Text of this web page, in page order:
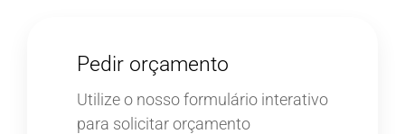
Pedir orçamento
Utilize o nosso formulário interativo
para solicitar orçamento